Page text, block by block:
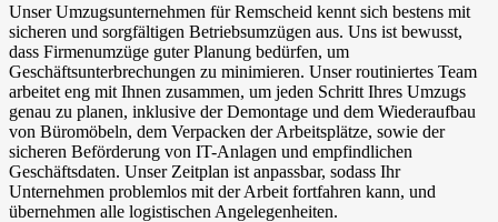
Unser Umzugsunternehmen für Remscheid kennt sich bestens mit
sicheren und sorgfältigen Betriebsumzügen aus. Uns ist bewusst,
dass Firmenumzüge guter Planung bedürfen, um
Geschäftsunterbrechungen zu minimieren. Unser routiniertes Team
arbeitet eng mit Ihnen zusammen, um jeden Schritt Ihres Umzugs
genau zu planen, inklusive der Demontage und dem Wiederaufbau
von Büromöbeln, dem Verpacken der Arbeitsplätze, sowie der
sicheren Beförderung von IT-Anlagen und empfindlichen
Geschäftsdaten. Unser Zeitplan ist anpassbar, sodass Ihr
Unternehmen problemlos mit der Arbeit fortfahren kann, und
übernehmen alle logistischen Angelegenheiten.